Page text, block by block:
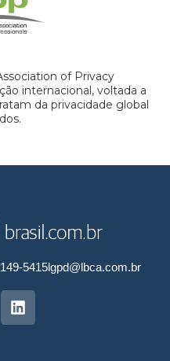
of Privacy
internacional, voltada a
da privacidade global
5415lgpd@lbca.com.br